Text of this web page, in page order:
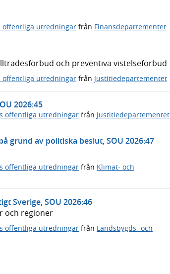
offentliga utredningar från Finansdepartementet
och preventiva vistelseförbud
offentliga utredningar från Justitiedepartementet
2026:45
offentliga utredningar från Justitiedepartementet
grund av politiska beslut, SOU 2026:47
offentliga utredningar från Klimat- och
Sverige, SOU 2026:46
och regioner
offentliga utredningar från Landsbygds- och